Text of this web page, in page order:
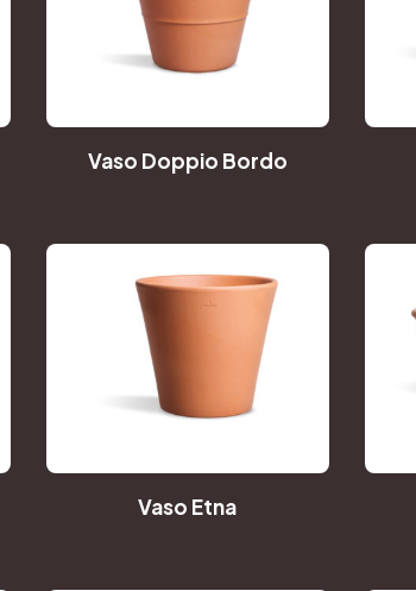
Vaso Doppio Bordo
Vaso Etna